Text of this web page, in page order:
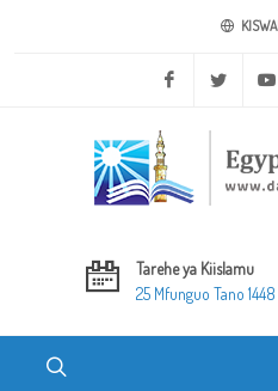
Facebook Twitter
Tarehe ya Kiislamu
25 Mfunguo Tano 1448